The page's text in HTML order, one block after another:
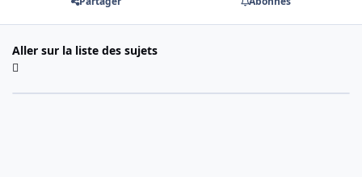
Aller sur la liste des sujets